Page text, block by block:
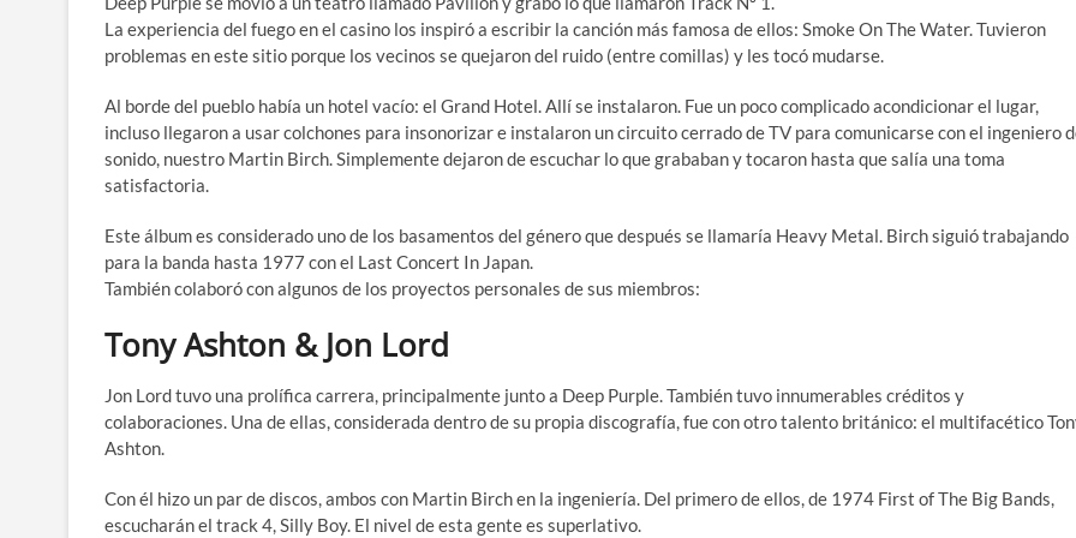
La experiencia del fuego en el casino los inspiró a escribir la canción más famosa de ellos: Smoke On The Water. Tuvieron
problemas en este sitio porque los vecinos se quejaron del ruido (entre comillas) y les tocó mudarse.
Al borde del pueblo había un hotel vacío: el Grand Hotel. Allí se instalaron. Fue un poco complicado acondicionar el lugar,
incluso llegaron a usar colchones para insonorizar e instalaron un circuito cerrado de TV para comunicarse con el ingeniero
sonido, nuestro Martin Birch. Simplemente dejaron de escuchar lo que grababan y tocaron hasta que salía una toma
satisfactoria.
Este álbum es considerado uno de los basamentos del género que después se llamaría Heavy Metal. Birch siguió trabajando
para la banda hasta 1977 con el Last Concert In Japan.
También colaboró con algunos de los proyectos personales de sus miembros:
Tony Ashton & Jon Lord
Jon Lord tuvo una prolífica carrera, principalmente junto a Deep Purple. También tuvo innumerables créditos y
colaboraciones. Una de ellas, considerada dentro de su propia discografía, fue con otro talento británico: el multifacético
Ashton.
Con él hizo un par de discos, ambos con Martin Birch en la ingeniería. Del primero de ellos, de 1974 First of The Big Bands,
escucharán el track 4, Silly Boy. El nivel de esta gente es superlativo.